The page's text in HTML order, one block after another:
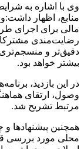
وی با اشاره به
منابع، اظهار
مالی برای اجرای
رضایت‌مندی
دقیق‌تر و
بیشتر خواهد بود.
در این بازدید،
وصول، ارتقای
مرتبط تشریح شد.
همچنین پیشنهادها
محلی مورد بررسی